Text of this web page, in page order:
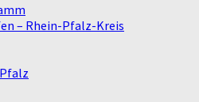
– Rhein-Pfalz-Kreis